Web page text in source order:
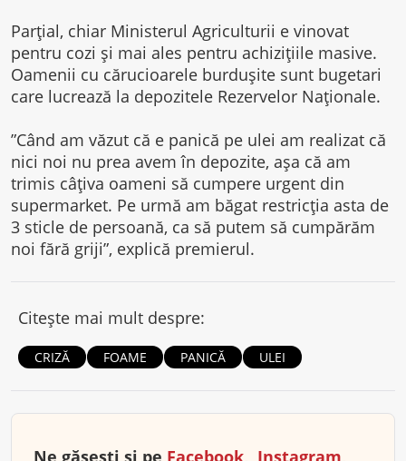
Parțial, chiar Ministerul Agriculturii e vinovat
pentru cozi și mai ales pentru achizițiile masive.
Oamenii cu cărucioarele burdușite sunt bugetari
care lucrează la depozitele Rezervelor Naționale.
”Când am văzut că e panică pe ulei am realizat că
nici noi nu prea avem în depozite, așa că am
trimis câțiva oameni să cumpere urgent din
supermarket. Pe urmă am băgat restricția asta de
3 sticle de persoană, ca să putem să cumpărăm
noi fără griji”, explică premierul.
Citește mai mult despre:
CRIZĂ FOAME PANICĂ ULEI